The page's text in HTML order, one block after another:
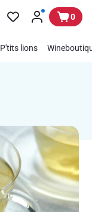
0
P'tits lions